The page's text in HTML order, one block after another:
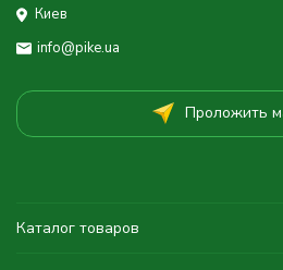
Киев
info@pike.ua
Проложить
Каталог товаров